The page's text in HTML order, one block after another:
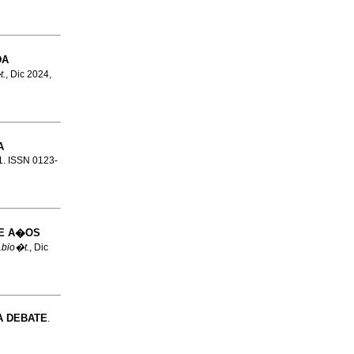
, Dic 2024,
ISSN 0123-
A�OS
, Dic
DEBATE.